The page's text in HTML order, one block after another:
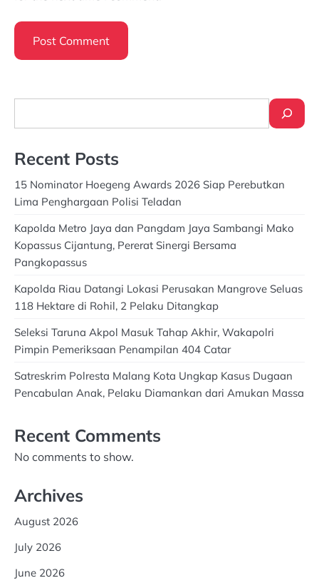
Recent Posts
15 Nominator Hoegeng Awards 2026 Siap Perebutkan
Lima Penghargaan Polisi Teladan
Kapolda Metro Jaya dan Pangdam Jaya Sambangi Mako
Kopassus Cijantung, Pererat Sinergi Bersama
Pangkopassus
Kapolda Riau Datangi Lokasi Perusakan Mangrove Seluas
118 Hektare di Rohil, 2 Pelaku Ditangkap
Seleksi Taruna Akpol Masuk Tahap Akhir, Wakapolri
Pimpin Pemeriksaan Penampilan 404 Catar
Satreskrim Polresta Malang Kota Ungkap Kasus Dugaan
Pencabulan Anak, Pelaku Diamankan dari Amukan Massa
Recent Comments
No comments to show.
Archives
August 2026
July 2026
June 2026